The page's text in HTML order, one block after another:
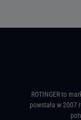
ROTINGER to
powstała w 2007